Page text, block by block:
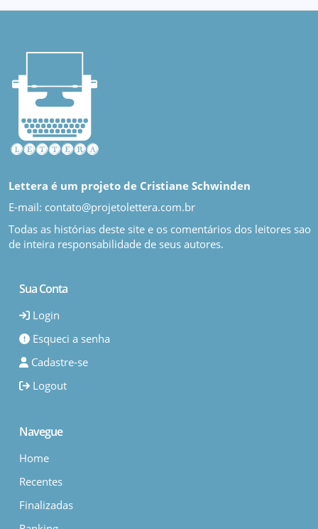
Lettera é um projeto de Cristiane Schwinden
E-mail: contato@projetolettera.com.br
Todas as histórias deste site e os comentários dos leitores sao
de inteira responsabilidade de seus autores.
Sua Conta
Login
Esqueci a senha
Cadastre-se
Logout
Navegue
Home
Recentes
Finalizadas